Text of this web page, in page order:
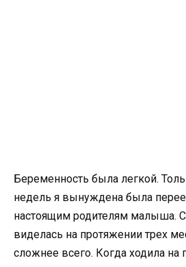
Беременность была легкой.
недель я вынуждена была
настоящим родителям малыша.
виделась на протяжении трех
сложнее всего. Когда ходила на